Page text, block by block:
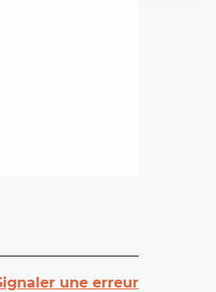
une erreur